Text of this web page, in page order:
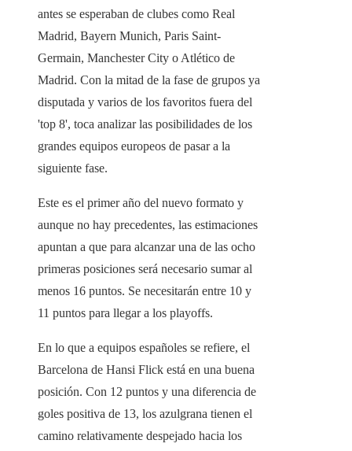
antes se esperaban de clubes como Real
Madrid, Bayern Munich, Paris Saint-
Germain, Manchester City o Atlético de
Madrid. Con la mitad de la fase de grupos ya
disputada y varios de los favoritos fuera del
'top 8', toca analizar las posibilidades de los
grandes equipos europeos de pasar a la
siguiente fase.
Este es el primer año del nuevo formato y
aunque no hay precedentes, las estimaciones
apuntan a que para alcanzar una de las ocho
primeras posiciones será necesario sumar al
menos 16 puntos. Se necesitarán entre 10 y
11 puntos para llegar a los playoffs.
En lo que a equipos españoles se refiere, el
Barcelona de Hansi Flick está en una buena
posición. Con 12 puntos y una diferencia de
goles positiva de 13, los azulgrana tienen el
camino relativamente despejado hacia los